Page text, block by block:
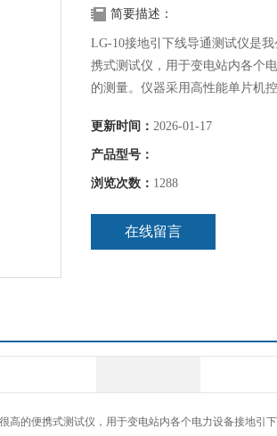
简要描述：
LG-10接地引下线导通测试仪是
携式测试仪，用于变电站内各个
的测量。仪器采用高性能单片机
观，是符合规程要求的理想仪器。
更新时间： 2026-01-17
产品型号：
浏览次数： 1288
在线留言
高的便携式测试仪，用于变电站内各个电力设备接地引